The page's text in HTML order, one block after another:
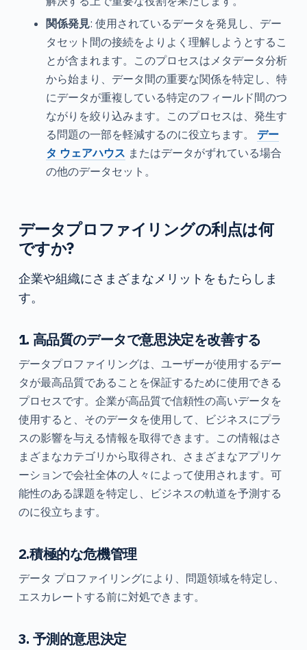
関係発見: 使用されているデータを発見し、デー
タセット間の接続をよりよく理解しようとするこ
とが含まれます。このプロセスはメタデータ分析
から始まり、データ間の重要な関係を特定し、特
にデータが重複している特定のフィールド間のつ
ながりを絞り込みます。このプロセスは、発生す
る問題の一部を軽減するのに役立ちます。 デー
タ ウェアハウス またはデータがずれている場合
の他のデータセット。
データプロファイリングの利点は何
ですか?
企業や組織にさまざまなメリットをもたらしま
す。
1. 高品質のデータで意思決定を改善する
データプロファイリングは、ユーザーが使用するデー
タが最高品質であることを保証するために使用できる
プロセスです。企業が高品質で信頼性の高いデータを
使用すると、そのデータを使用して、ビジネスにプラ
スの影響を与える情報を取得できます。この情報はさ
まざまなカテゴリから取得され、さまざまなアプリケ
ーションで会社全体の人々によって使用されます。可
能性のある課題を特定し、ビジネスの軌道を予測する
のに役立ちます。
2.積極的な危機管理
データ プロファイリングにより、問題領域を特定し、
エスカレートする前に対処できます。
3. 予測的意思決定